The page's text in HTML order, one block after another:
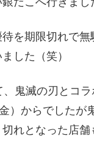
を期限切れで
した（笑）
鬼滅の刃とコ
）からでしたが
れとなった店舗